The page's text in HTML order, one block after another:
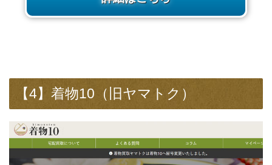
【4】着物10（旧ヤマトク）